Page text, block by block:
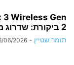
3 Wireless Gen
2 ביקורת: שדרוג מדויק לנוסחה מוכרת
תומר שטיין -
06/2026